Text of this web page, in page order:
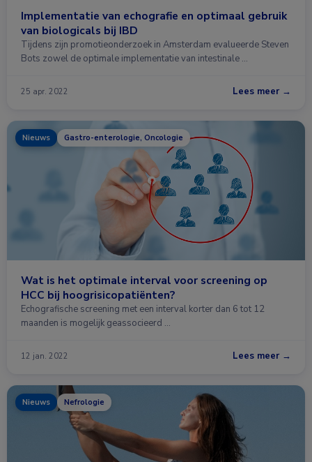
Implementatie van echografie en optimaal gebruik
van biologicals bij IBD
Tijdens zijn promotieonderzoek in Amsterdam evalueerde Steven
Bots zowel de optimale implementatie van intestinale …
25 apr. 2022 Lees meer →
Nieuws Gastro-enterologie, Oncologie
Wat is het optimale interval voor screening op
HCC bij hoogrisicopatiënten?
Echografische screening met een interval korter dan 6 tot 12
maanden is mogelijk geassocieerd …
12 jan. 2022 Lees meer →
Nieuws Nefrologie